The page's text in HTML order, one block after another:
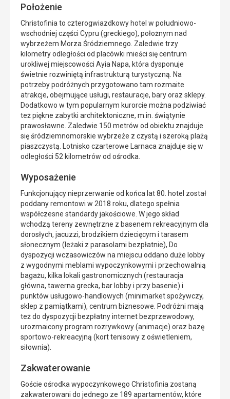
Położenie
Christofinia to czterogwiazdkowy hotel w południowo-
wschodniej części Cypru (greckiego), położnym nad
wybrzeżem Morza Śródziemnego. Zaledwie trzy
kilometry odległości od placówki mieści się centrum
urokliwej miejscowości Ayia Napa, która dysponuje
świetnie rozwiniętą infrastrukturą turystyczną. Na
potrzeby podróżnych przygotowano tam rozmaite
atrakcje, obejmujące usługi, restauracje, bary oraz sklepy.
Dodatkowo w tym popularnym kurorcie można podziwiać
też piękne zabytki architektoniczne, m.in. świątynie
prawosławne. Zaledwie 150 metrów od obiektu znajduje
się śródziemnomorskie wybrzeże z czystą i szeroką plażą
piaszczystą. Lotnisko czarterowe Larnaca znajduje się w
odległości 52 kilometrów od ośrodka.
Wyposażenie
Funkcjonujący nieprzerwanie od końca lat 80. hotel został
poddany remontowi w 2018 roku, dlatego spełnia
współczesne standardy jakościowe. W jego skład
wchodzą tereny zewnętrzne z basenem rekreacyjnym dla
dorosłych, jacuzzi, brodzikiem dziecięcym i tarasem
słonecznym (leżaki z parasolami bezpłatnie), Do
dyspozycji wczasowiczów na miejscu oddano duże lobby
z wygodnymi meblami wypoczynkowymi i przechowalnią
bagażu, kilka lokali gastronomicznych (restauracja
główna, tawerna grecka, bar lobby i przy basenie) i
punktów usługowo-handlowych (minimarket spożywczy,
sklep z pamiątkami), centrum biznesowe. Podróżni mają
też do dyspozycji bezpłatny internet bezprzewodowy,
urozmaicony program rozrywkowy (animacje) oraz bazę
sportowo-rekreacyjną (kort tenisowy z oświetleniem,
siłownia).
Zakwaterowanie
Goście ośrodka wypoczynkowego Christofinia zostaną
zakwaterowani do jednego ze 189 apartamentów, które